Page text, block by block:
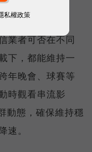
業者可否在不同
下，都能維持一
年晚會、球賽等
時觀看串流影
動態，確保維持穩
速。
私權政策